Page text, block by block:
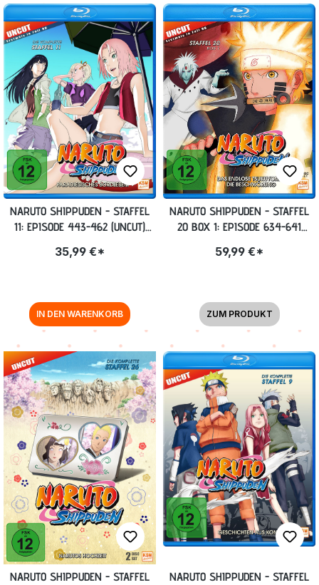
NARUTO SHIPPUDEN - STAFFEL
11: EPISODE 443-462 (UNCUT)
35,99 €*
IN DEN WARENKORB
NARUTO SHIPPUDEN - STAFFEL
20 BOX 1: EPISODE 634-641
59,99 €*
ZUM PRODUKT
NARUTO SHIPPUDEN - STAFFEL
NARUTO SHIPPUDEN - STAFFEL